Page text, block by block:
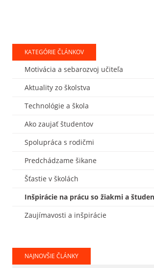
KATEGÓRIE ČLÁNKOV
Motivácia a sebarozvoj učiteľa
Aktuality zo školstva
Technológie a škola
Ako zaujať študentov
Spolupráca s rodičmi
Predchádzame šikane
Šťastie v školách
Inšpirácie na prácu so žiakmi a
Zaujímavosti a inšpirácie
NAJNOVŠIE ČLÁNKY